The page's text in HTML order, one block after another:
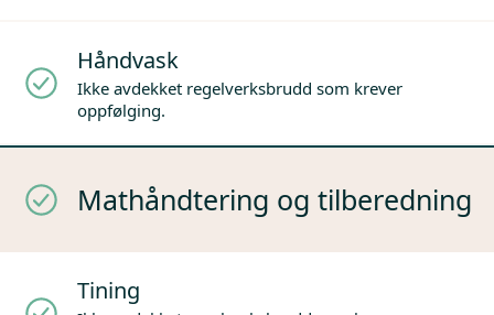
Håndvask
Ikke avdekket regelverksbrudd som krever
oppfølging.
Mathåndtering og tilberedning
Tining